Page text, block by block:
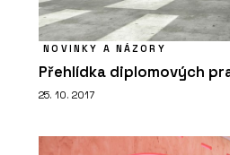
NOVINKY A NÁZORY
Přehlídka diplomových
25. 10. 2017